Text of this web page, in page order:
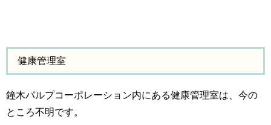
健康管理室
鐘木パルプコーポレーション内にある健康管理室は、今の
ところ不明です。